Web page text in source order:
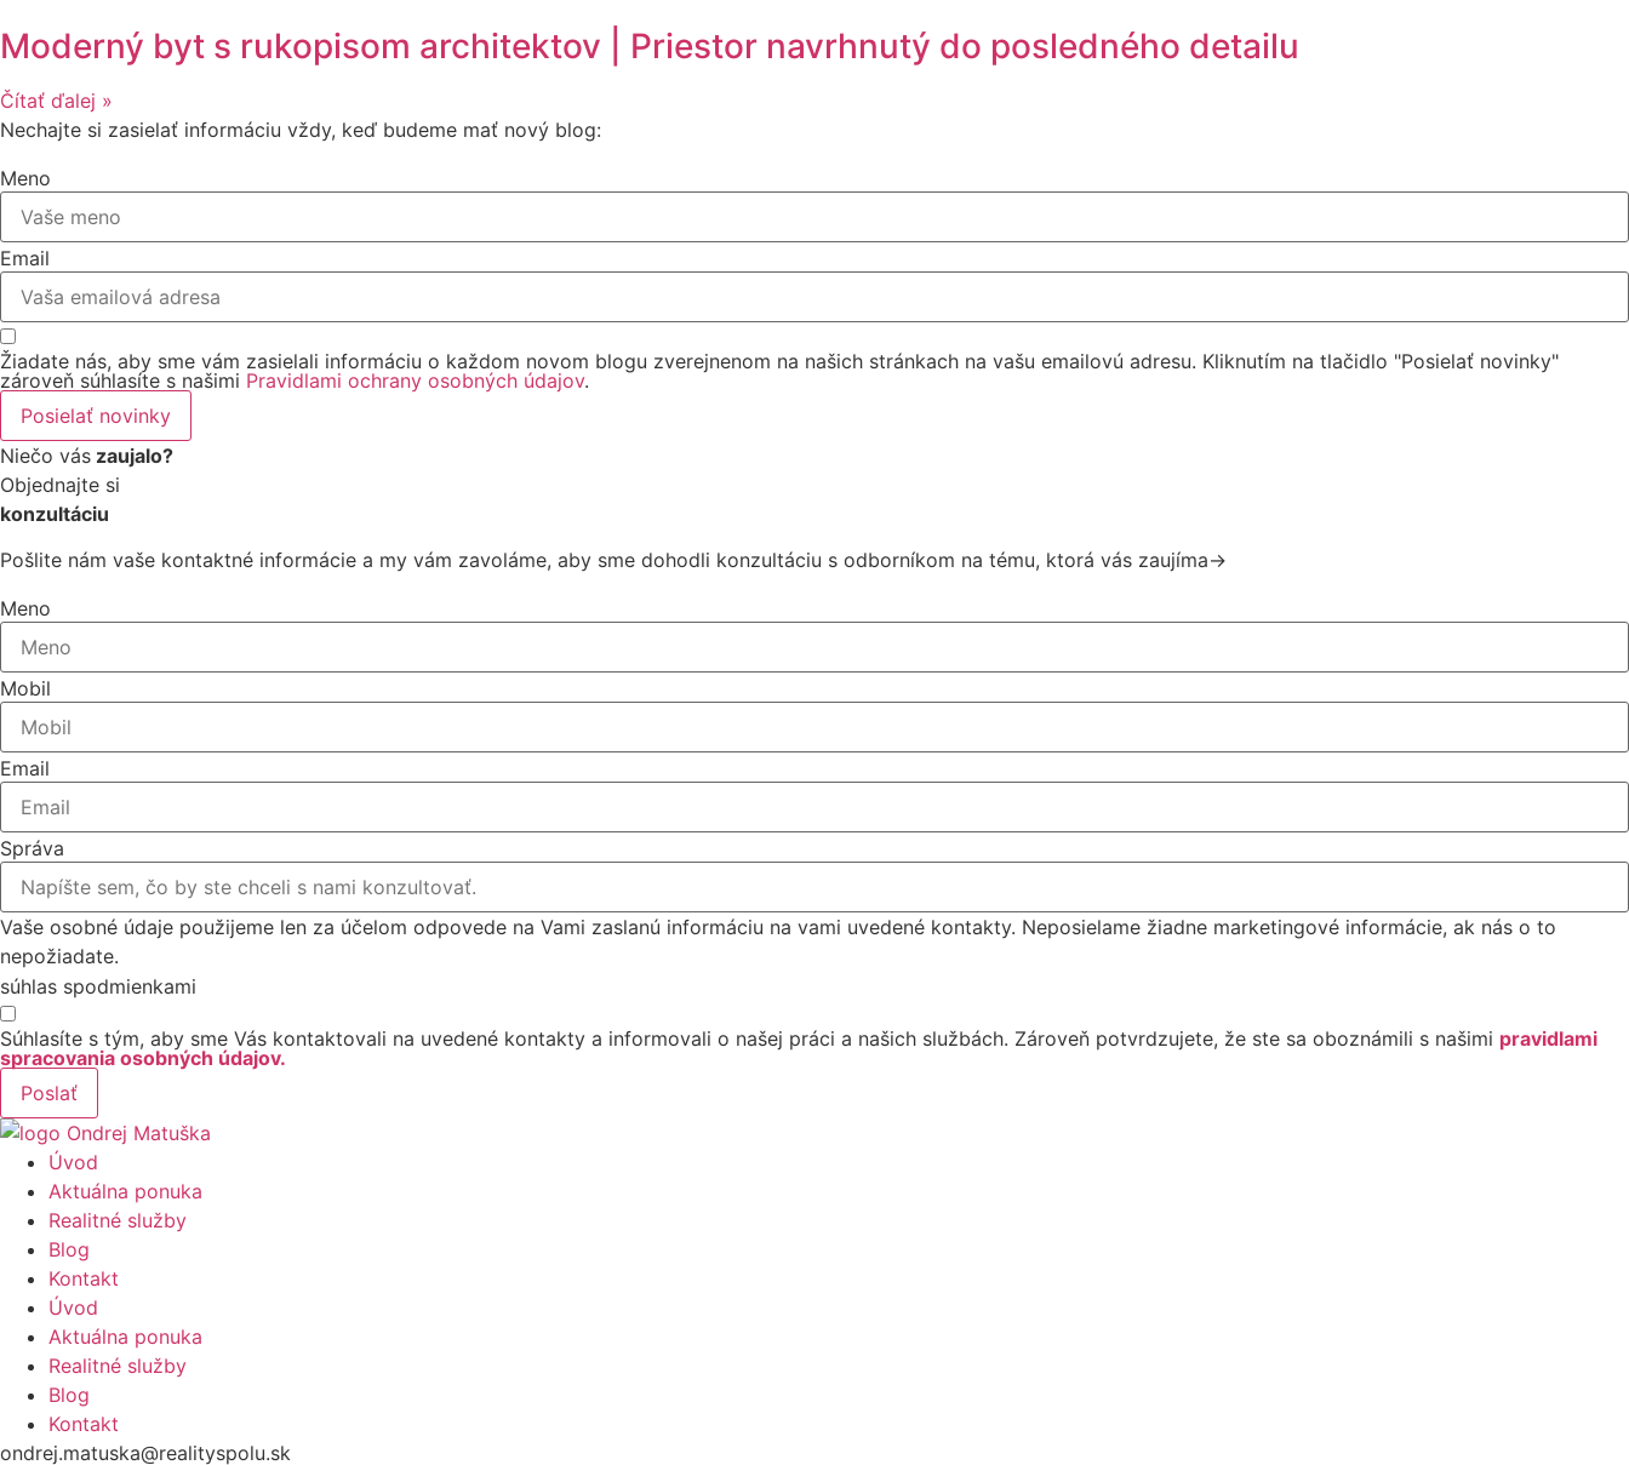
Moderný byt s rukopisom architektov | Priestor navrhnutý do posledného detailu
Čítať ďalej »
Nechajte si zasielať informáciu vždy, keď budeme mať nový blog:
Meno
Email
Žiadate nás, aby sme vám zasielali informáciu o každom novom blogu zverejnenom na našich stránkach na vašu emailovú adresu. Kliknutím na tlačidlo "Posielať novinky"
zároveň súhlasíte s našimi Pravidlami ochrany osobných údajov.
Posielať novinky
Niečo vás zaujalo?
Objednajte si
konzultáciu
Pošlite nám vaše kontaktné informácie a my vám zavoláme, aby sme dohodli konzultáciu s odborníkom na tému, ktorá vás zaujíma->
Meno
Mobil
Email
Správa
Vaše osobné údaje použijeme len za účelom odpovede na Vami zaslanú informáciu na vami uvedené kontakty. Neposielame žiadne marketingové informácie, ak nás o to
nepožiadate.
súhlas spodmienkami
Súhlasíte s tým, aby sme Vás kontaktovali na uvedené kontakty a informovali o našej práci a našich službách. Zároveň potvrdzujete, že ste sa oboznámili s našimi pravidlami
spracovania osobných údajov.
Poslať
Úvod
Aktuálna ponuka
Realitné služby
Blog
Kontakt
Úvod
Aktuálna ponuka
Realitné služby
Blog
Kontakt
ondrej.matuska@realityspolu.sk